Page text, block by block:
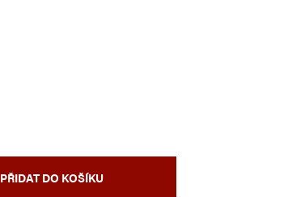
PŘIDAT DO KOŠÍKU